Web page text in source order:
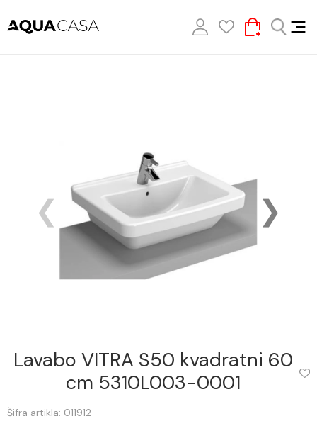
Lavabo VITRA S50 kvadratni 60
cm 5310L003-0001
Šifra artikla: 011912